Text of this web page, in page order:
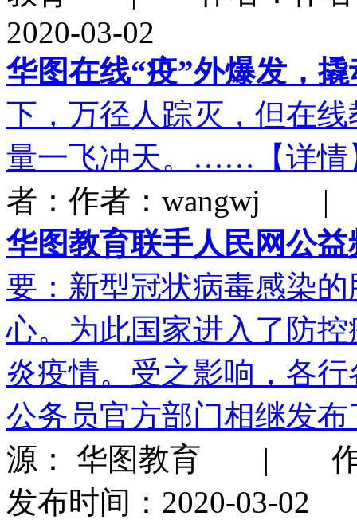
2020-03-02
华图在线“疫”外爆发，
下，万径人踪灭，但在
量一飞冲天。……【详情
者：作者：wangwj |
华图教育联手人民网公
要：新型冠状病毒感染
心。为此国家进入了防
炎疫情。受之影响，各
公务员官方部门相继发
源： 华图教育 |
发布时间：2020-03-02